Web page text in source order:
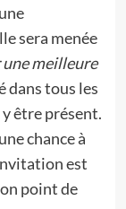
sera menée
meilleure
dans tous les
être présent.
chance à
est
point de